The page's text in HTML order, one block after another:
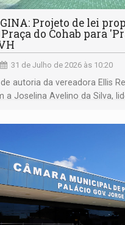
Projeto de lei
do Cohab para
31 de Julho de 2026 às 10:20
autoria da vereadora Ellis
a Joselina Avelino da Silva,